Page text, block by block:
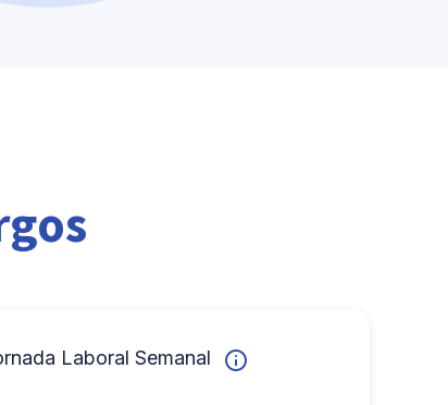
Laboral Semanal